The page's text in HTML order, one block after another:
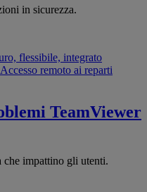
in sicurezza.
flessibile, integrato
Accesso remoto ai reparti
TeamViewer
impattino gli utenti.